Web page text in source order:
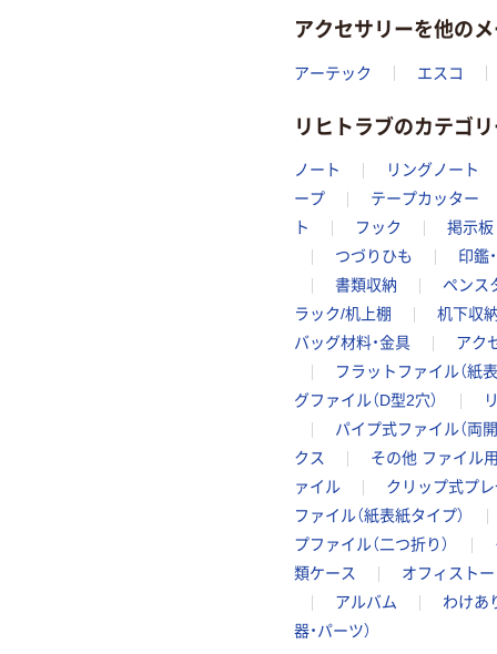
アクセサリーを他の
アーテック エスコ
リヒトラブのカテゴ
ノート
リングノート
ープ
テープカッター
ト
フック
掲示板
つづりひも
印鑑
書類収納
ペンス
ラック/机上棚
机下収
バッグ材料・金具
アク
フラットファイル（紙表
グファイル（D型2穴）
パイプ式ファイル（両開
クス
その他 ファイル
ァイル
クリップ式プ
ファイル（紙表紙タイプ）
プファイル（二つ折り）
類ケース
オフィスト
アルバム
わけあ
器・パーツ）